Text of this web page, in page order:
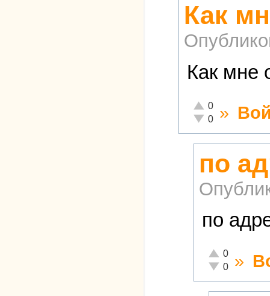
Как
Как мне
Отлично!
0
Неадекватно!
0 »
по
по
Отлично!
0
Неадекватно!
0 »